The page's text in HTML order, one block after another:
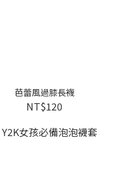
芭蕾風過膝長襪
NT$120